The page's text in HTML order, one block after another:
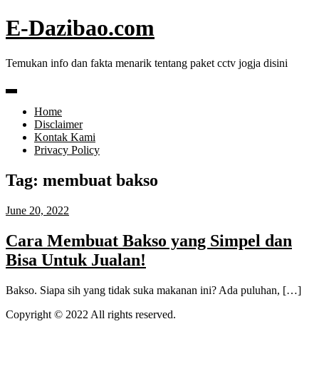
Skip
to
E-Dazibao.com
Temukan info dan fakta menarik tentang paket cctv jogja disini
Home
Disclaimer
Kontak Kami
Privacy Policy
Tag: membuat bakso
June 20, 2022
Cara Membuat Bakso yang Simpel dan
Bisa Untuk Jualan!
Bakso. Siapa sih yang tidak suka makanan ini? Ada puluhan, […]
Copyright © 2022 All rights reserved.